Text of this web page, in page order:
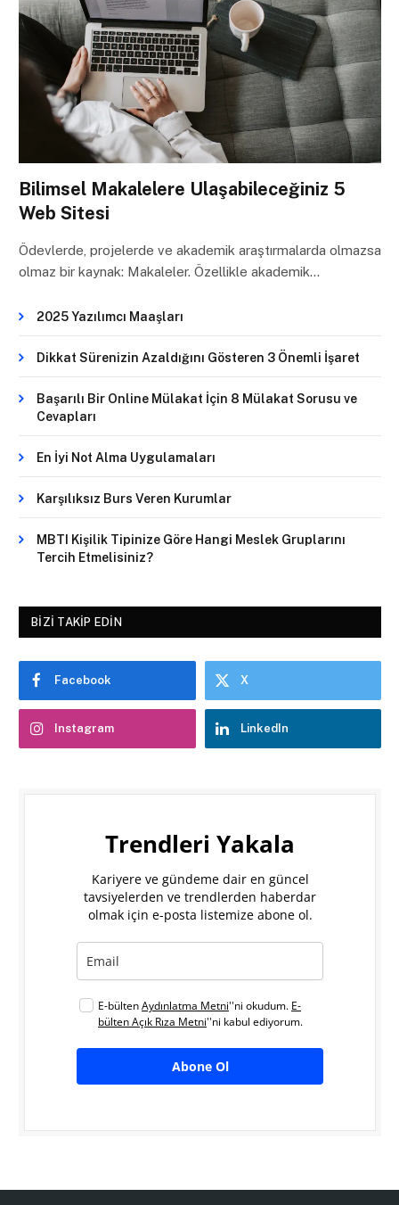
Bilimsel Makalelere Ulaşabileceğiniz 5
Web Sitesi
Ödevlerde, projelerde ve akademik araştırmalarda olmazsa
olmaz bir kaynak: Makaleler. Özellikle akademik…
2025 Yazılımcı Maaşları
Dikkat Sürenizin Azaldığını Gösteren 3 Önemli İşaret
Başarılı Bir Online Mülakat İçin 8 Mülakat Sorusu ve
Cevapları
En İyi Not Alma Uygulamaları
Karşılıksız Burs Veren Kurumlar
MBTI Kişilik Tipinize Göre Hangi Meslek Gruplarını
Tercih Etmelisiniz?
BIZI TAKIP EDIN
Facebook X
Instagram LinkedIn
Trendleri Yakala
Kariyere ve gündeme dair en güncel
tavsiyelerden ve trendlerden haberdar
olmak için e-posta listemize abone ol.
E-bültenAydınlatma Metni''ni okudum. E-
bülten Açık Rıza Metni''ni kabul ediyorum.
Abone Ol